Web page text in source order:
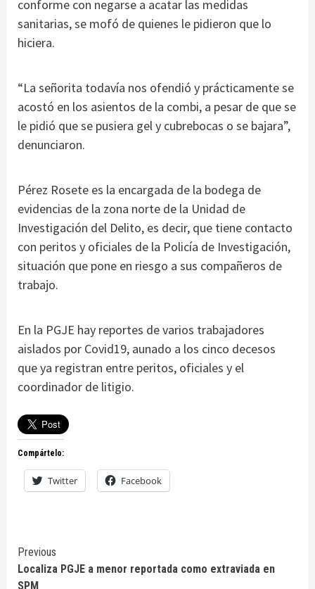
conforme con negarse a acatar las medidas
sanitarias, se mofó de quienes le pidieron que lo
hiciera.
“La señorita todavía nos ofendió y prácticamente se
acostó en los asientos de la combi, a pesar de que se
le pidió que se pusiera gel y cubrebocas o se bajara”,
denunciaron.
Pérez Rosete es la encargada de la bodega de
evidencias de la zona norte de la Unidad de
Investigación del Delito, es decir, que tiene contacto
con peritos y oficiales de la Policía de Investigación,
situación que pone en riesgo a sus compañeros de
trabajo.
En la PGJE hay reportes de varios trabajadores
aislados por Covid19, aunado a los cinco decesos
que ya registran entre peritos, oficiales y el
coordinador de litigio.
Compártelo:
Twitter Facebook
Continue
Reading
Previous
Localiza PGJE a menor reportada como extraviada en
SPM